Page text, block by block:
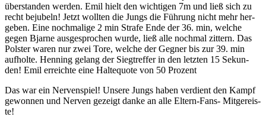
über­stan­den wer­den. Emil hielt den wich­ti­gen 7m und ließ sich zu
recht beju­beln! Jetzt woll­ten die Jungs die Füh­rung nicht mehr her­
ge­ben. Eine noch­ma­li­ge 2 min Stra­fe Ende der 36. min, wel­che
gegen Bjar­ne aus­ge­spro­chen wur­de, ließ alle noch­mal zit­tern. Das
Pols­ter waren nur zwei Tore, wel­che der Geg­ner bis zur 39. min
auf­hol­te. Hen­ning gelang der Sieg­tref­fer in den letz­ten 15 Sekun­
den! Emil erreich­te eine Hal­te­quo­te von 50 Pro­zent
Das war ein Ner­ven­spiel! Unse­re Jungs haben ver­dient den Kampf
gewon­nen und Ner­ven gezeigt dan­ke an alle Eltern-Fans- Mit­ge­reis­
te!